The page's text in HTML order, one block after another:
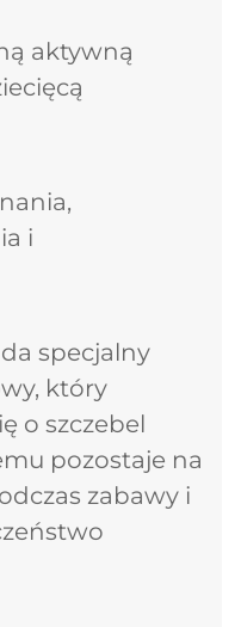
aktywną
i
specjalny
który
o szczebel
pozostaje na
zabawy i